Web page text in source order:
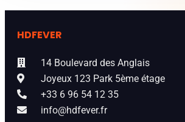
HDFEVER
14 Boulevard des Anglais
Joyeux 123 Park 5ème étage
+33 6 96 54 12 35
info@hdfever.fr